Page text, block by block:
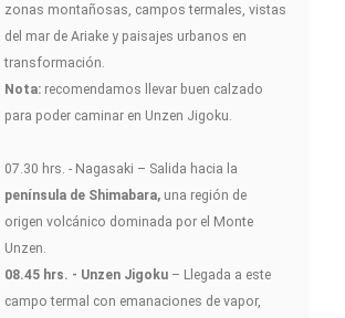
zonas montañosas, campos termales, vistas
del mar de Ariake y paisajes urbanos en
transformación.
Nota: recomendamos llevar buen calzado
para poder caminar en Unzen Jigoku.
07.30 hrs. - Nagasaki – Salida hacia la
península de Shimabara, una región de
origen volcánico dominada por el Monte
Unzen.
08.45 hrs. - Unzen Jigoku – Llegada a este
campo termal con emanaciones de vapor,